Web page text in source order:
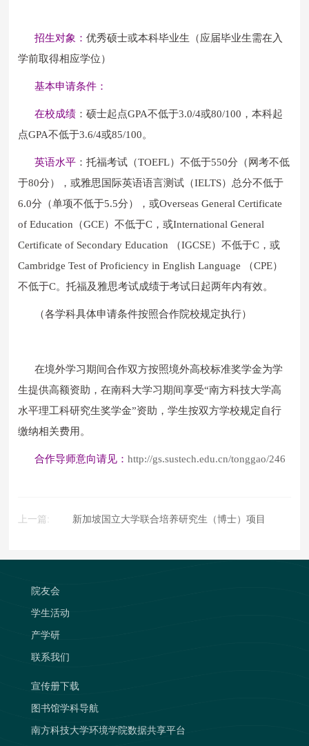
招生对象：优秀硕士或本科毕业生（应届毕业生需在入
学前取得相应学位）
基本申请条件：
在校成绩 ：硕士起点GPA不低于3.0/4或80/100，本科起
点GPA不低于3.6/4或85/100。
英语水平 ：托福考试（TOEFL）不低于550分（网考不低
于80分），或雅思国际英语语言测试（IELTS）总分不低于
6.0分（单项不低于5.5分），或Overseas General Certificate
of Education（GCE）不低于C，或International General
Certificate of Secondary Education （IGCSE）不低于C，或
Cambridge Test of Proficiency in English Language （CPE）
不低于C。托福及雅思考试成绩于考试日起两年内有效。
（各学科具体申请条件按照合作院校规定执行）
在境外学习期间合作双方按照境外高校标准奖学金为学
生提供高额资助，在南科大学习期间享受“南方科技大学高
水平理工科研究生奖学金”资助，学生按双方学校规定自行
缴纳相关费用。
合作导师意向请见：http://gs.sustech.edu.cn/tonggao/246
上一篇: 新加坡国立大学联合培养研究生（博士）项目
院友会
学生活动
产学研
联系我们
宣传册下载
图书馆学科导航
南方科技大学环境学院数据共享平台